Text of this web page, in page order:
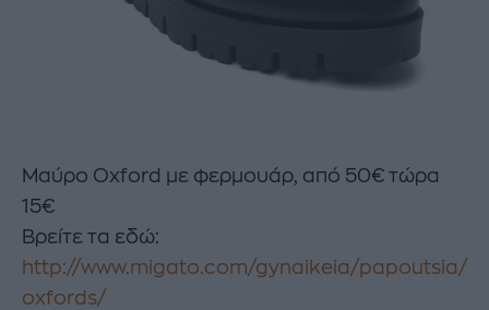
Μαύρο Oxford με φερμουάρ, από 50€ τώρα
15€
Βρείτε τα εδώ:
http://www.migato.com/gynaikeia/papoutsia/
oxfords/